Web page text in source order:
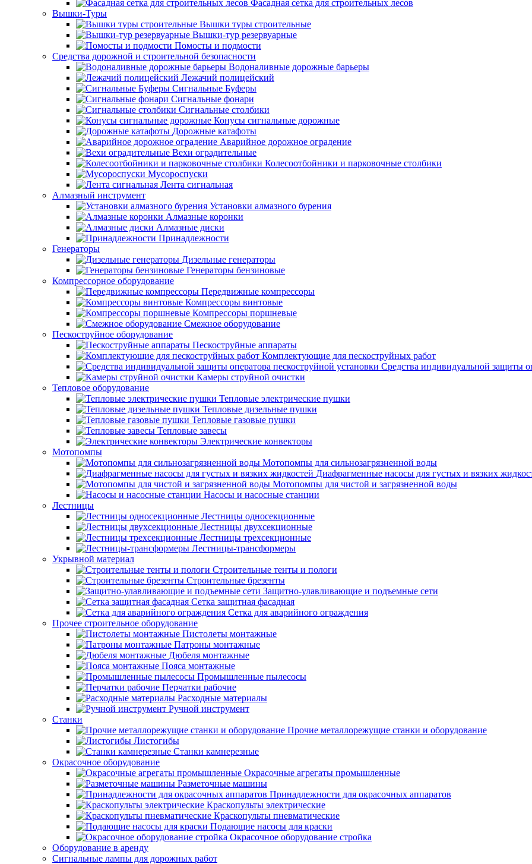
Фасадная сетка для строительных лесов
Вышки-Туры
Вышки туры строительные
Вышки-тур резервуарные
Помосты и подмости
Средства дорожной и строительной безопасности
Водоналивные дорожные барьеры
Лежачий полицейский
Сигнальные Буферы
Сигнальные фонари
Сигнальные столбики
Конусы сигнальные дорожные
Дорожные катафоты
Аварийное дорожное оградение
Вехи оградительные
Колесоотбойники и парковочные столбики
Мусороспуски
Лента сигнальная
Алмазный инструмент
Установки алмазного бурения
Алмазные коронки
Алмазные диски
Принадлежности
Генераторы
Дизельные генераторы
Генераторы бензиновые
Компрессорное оборудование
Передвижные компрессоры
Компрессоры винтовые
Компрессоры поршневые
Смежное оборудование
Пескоструйное оборудование
Пескоструйные аппараты
Комплектующие для пескоструйных работ
Средства индивидуальной защиты
Камеры струйной очистки
Тепловое оборудование
Тепловые электрические пушки
Тепловые дизельные пушки
Тепловые газовые пушки
Тепловые завесы
Электрические конвекторы
Мотопомпы
Мотопомпы для сильнозагрязненной воды
Диафрагменные насосы для густых и вязких
Мотопомпы для чистой и загрязненной воды
Насосы и насосные станции
Лестницы
Лестницы односекционные
Лестницы двухсекционные
Лестницы трехсекционные
Лестницы-трансформеры
Укрывной материал
Строительные тенты и пологи
Строительные брезенты
Защитно-улавливающие и подъемные сети
Сетка защитная фасадная
Сетка для аварийного ограждения
Прочее строительное оборудование
Пистолеты монтажные
Патроны монтажные
Дюбеля монтажные
Пояса монтажные
Промышленные пылесосы
Перчатки рабочие
Расходные материалы
Ручной инструмент
Станки
Прочие металлорежущие станки и оборудование
Листогибы
Станки камнерезные
Окрасочное оборудование
Окрасочные агрегаты промышленные
Разметочные машины
Принадлежности для окрасочных аппаратов
Краскопульты электрические
Краскопульты пневматические
Подающие насосы для краски
Окрасочное оборудование стройка
Оборудование в аренду
Сигнальные лампы для дорожных работ